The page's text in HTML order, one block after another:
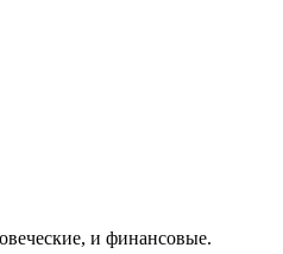
и финансовые.